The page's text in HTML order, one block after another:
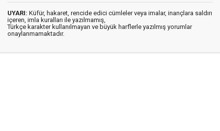
UYARI: Küfür, hakaret, rencide edici cümleler veya imalar, inançlara saldırı
içeren, imla kuralları ile yazılmamış,
Türkçe karakter kullanılmayan ve büyük harflerle yazılmış yorumlar
onaylanmamaktadır.